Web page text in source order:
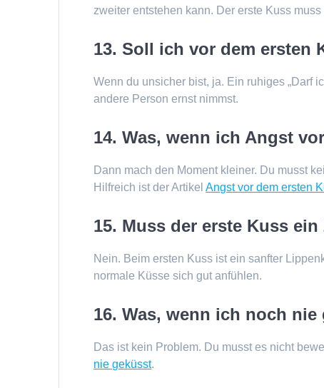
zweiter entstehen kann. Der erste Kuss
13. Soll ich vor dem ersten
Wenn du unsicher bist, ja. Ein ruhiges „Darf
andere Person ernst nimmst.
14. Was, wenn ich Angst
Dann mach den Moment kleiner. Du musst
Hilfreich ist der ArtikelAngst vor dem ersten
15. Muss der erste Kuss
Nein. Beim ersten Kuss ist ein sanfter
normale Küsse sich gut anfühlen.
16. Was, wenn ich noch nie
Das ist kein Problem. Du musst es nicht
nie geküsst.